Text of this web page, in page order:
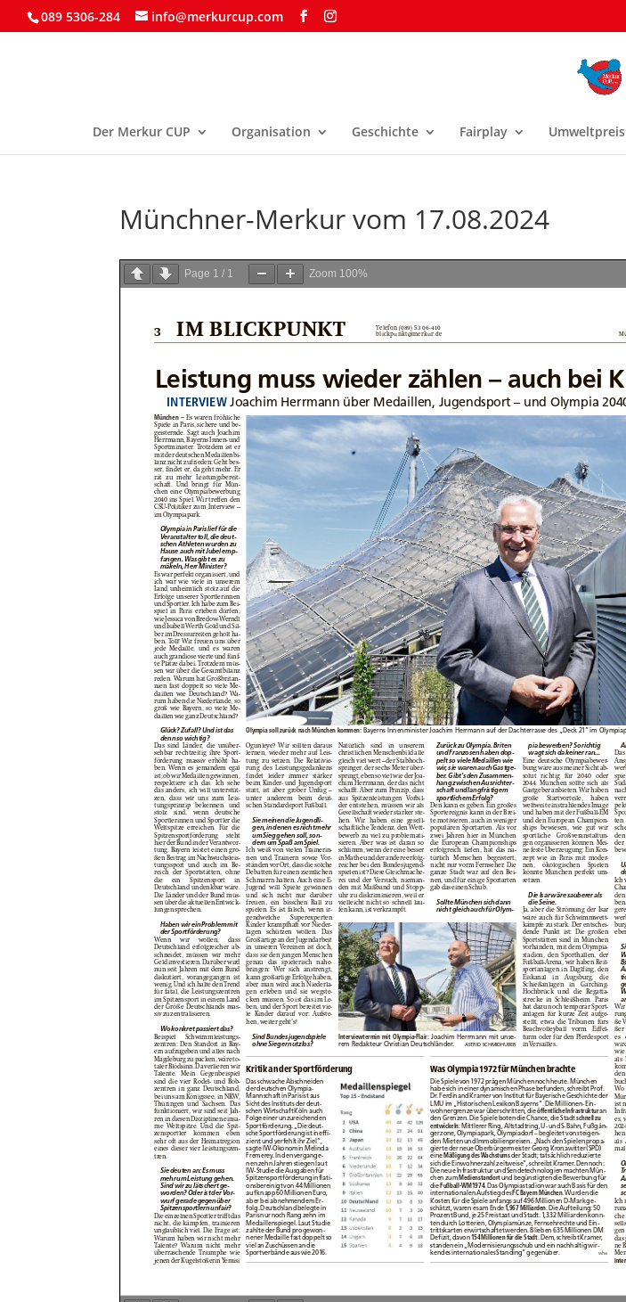
089 5306-284 info@merkurcup.com
Der Merkur CUP Organisation Geschichte Fairplay Umweltpreis
Münchner-Merkur vom 17.08.2024
Page 1 / 1 Zoom 100%